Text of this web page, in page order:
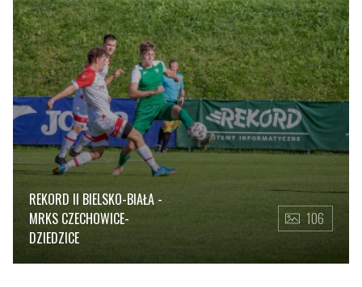
REKORD II BIELSKO-BIAŁA -
MRKS CZECHOWICE-
DZIEDZICE
106